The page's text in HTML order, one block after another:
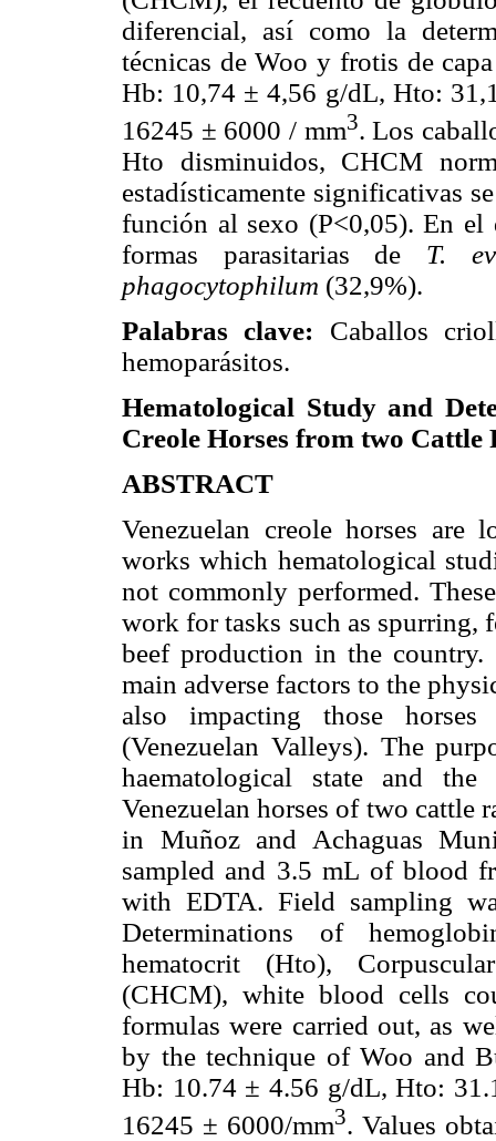
diferencial, así como la
técnicas de Woo y frotis de
Hb: 10,74 ± 4,56 g/dL, Hto:
16245 ± 6000 / mm3. Los
Hto disminuidos, CHCM
estadísticamente significativas
función al sexo (P<0,05). En el
formas parasitarias de T.
phagocytophilum (32,9%).
Palabras clave: Caballos
hemoparásitos.
Hematological Study and
Creole Horses from two Cattle
ABSTRACT
Venezuelan creole horses are
works which hematological
not commonly performed.
work for tasks such as spurring,
beef production in the
main adverse factors to the
also impacting those
(Venezuelan Valleys). The
haematological state and the
Venezuelan horses of two cattle
in Muñoz and Achaguas
sampled and 3.5 mL of blood
with EDTA. Field sampling
Determinations of
hematocrit (Hto),
(CHCM), white blood cells
formulas were carried out, as
by the technique of Woo and
Hb: 10.74 ± 4.56 g/dL, Hto:
16245 ± 6000/mm3. Values